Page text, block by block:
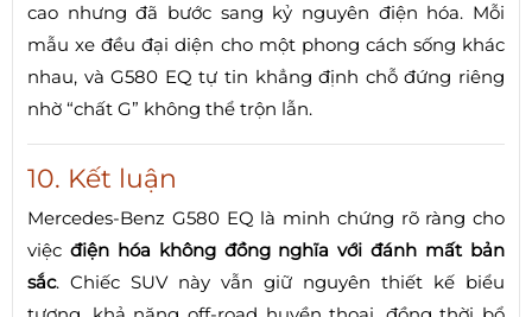
cao nhưng đã bước sang kỷ nguyên điện hóa. Mỗi
mẫu xe đều đại diện cho một phong cách sống khác
nhau, và G580 EQ tự tin khẳng định chỗ đứng riêng
nhờ “chất G” không thể trộn lẫn.
10. Kết luận
Mercedes-Benz G580 EQ là minh chứng rõ ràng cho
việc điện hóa không đồng nghĩa với đánh mất bản
sắc. Chiếc SUV này vẫn giữ nguyên thiết kế biểu